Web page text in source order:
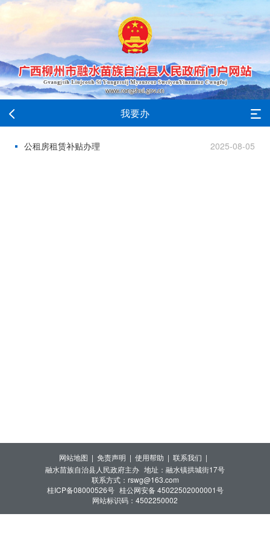
我要办
公租房租赁补贴办理 2025-08-05
网站地图 | 免责声明 | 使用帮助 | 联系我们 |
融水苗族自治县人民政府主办 地址：融水镇拱城街17号
联系方式：rswg@163.com
桂ICP备08000526号 桂公网安备 45022502000001号
网站标识码：4502250002